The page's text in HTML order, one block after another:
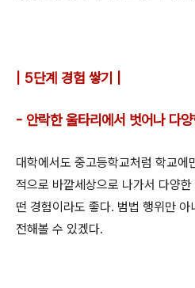
| 5단계 경험 쌓기 |
- 안락한 울타리에서 벗어나 다양
대학에서도 중고등학교처럼 학교에
적으로 바깥세상으로 나가서 다양
떤 경험이라도 좋다. 범법 행위만 아
전해볼 수 있겠다.